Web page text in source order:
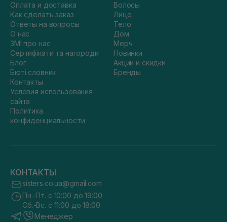
Оплата и доставка
Как сделать заказ
Ответы на вопросы
О нас
ЗМІ про нас
Сертифікати та нагороди
Блог
Бюті словник
Контакты
Условия использования
сайта
Политика
конфиденциальности
Волосы
Лицо
Тело
Дом
Мерч
Новинки
Акции и скидки
Бренды
КОНТАКТЫ
sisters.co.ua@gmail.com
Пн.-Пт. с 10:00 до 19:00
Сб.-Вс. с 11:00 до 18:00
Менеджер